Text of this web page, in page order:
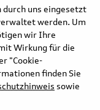
Seine
Wörtern
zusammen. Das
bereits als
entwickelte es zum
durch uns eingesetzt
werden. Um
wir Ihre
Wirkung für die
"Cookie-
finden Sie
sowie